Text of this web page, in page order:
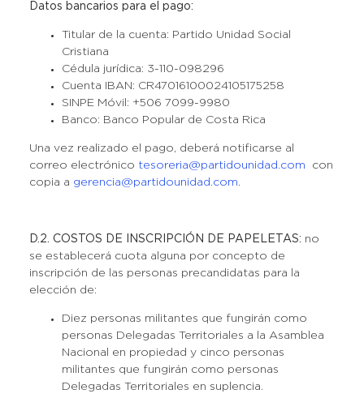
Datos bancarios para el pago:
Titular de la cuenta: Partido Unidad Social
Cristiana
Cédula jurídica: 3-110-098296
Cuenta IBAN: CR47016100024105175258
SINPE Móvil: +506 7099-9980
Banco: Banco Popular de Costa Rica
Una vez realizado el pago, deberá notificarse al
correo electrónico tesoreria@partidounidad.com con
copia a gerencia@partidounidad.com
D.2. COSTOS DE INSCRIPCIÓN DE PAPELETAS: no
se establecerá cuota alguna por concepto de
inscripción de las personas precandidatas para la
elección de:
Diez personas militantes que fungirán como
personas Delegadas Territoriales a la Asamblea
Nacional en propiedad y cinco personas
militantes que fungirán como personas
Delegadas Territoriales en suplencia.